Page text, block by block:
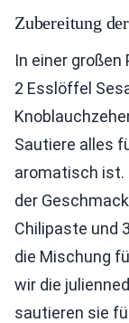
Zubereitung
In einer
2 Esslöffel
Sautiere alles
aromatisch ist.
der
Chilipaste und
die Mischung
wir die
sautieren sie